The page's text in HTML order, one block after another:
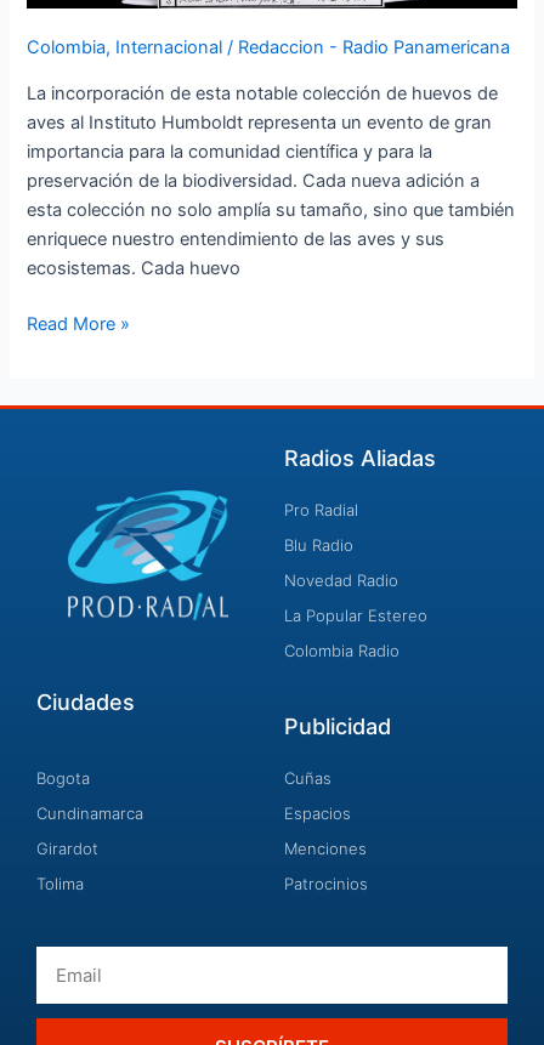
Colombia, Internacional / Redaccion - Radio Panamericana
La incorporación de esta notable colección de huevos de
aves al Instituto Humboldt representa un evento de gran
importancia para la comunidad científica y para la
preservación de la biodiversidad. Cada nueva adición a
esta colección no solo amplía su tamaño, sino que también
enriquece nuestro entendimiento de las aves y sus
ecosistemas. Cada huevo
la
aviar
en
América
Latina”
Read More »
Radios Aliadas
Pro Radial
Blu Radio
Novedad Radio
La Popular Estereo
Colombia Radio
Ciudades
Bogota
Cundinamarca
Girardot
Tolima
Publicidad
Cuñas
Espacios
Menciones
Patrocinios